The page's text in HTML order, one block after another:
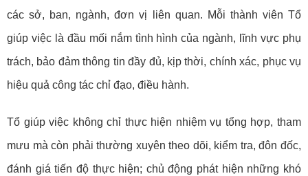
các sở, ban, ngành, đơn vị liên quan. Mỗi thành viên Tổ
giúp việc là đầu mối nắm tình hình của ngành, lĩnh vực phụ
trách, bảo đảm thông tin đầy đủ, kịp thời, chính xác, phục vụ
hiệu quả công tác chỉ đạo, điều hành.
Tổ giúp việc không chỉ thực hiện nhiệm vụ tổng hợp, tham
mưu mà còn phải thường xuyên theo dõi, kiểm tra, đôn đốc,
đánh giá tiến độ thực hiện; chủ động phát hiện những khó